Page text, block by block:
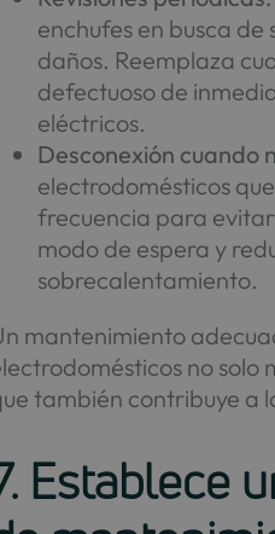
enchufes en busca de
daños. Reemplaza
defectuoso de
eléctricos.
Desconexión cuando
electrodomésticos
frecuencia para
modo de espera y
sobrecalentamiento.
mantenimiento
no solo
también contribuye a
Establece